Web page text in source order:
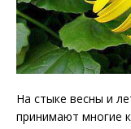
На стыке весны и
принимают многие